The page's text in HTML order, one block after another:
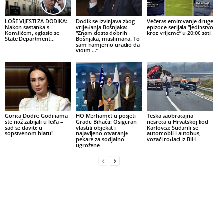
LOŠE VIJESTI ZA DODIKA:
Nakon sastanka s
Komšićem, oglasio se
State Department…
Dodik se izvinjava zbog
vrijeđanja Bošnjaka:
“Znam dosta dobrih
Bošnjaka, muslimana. To
sam namjerno uradio da
vidim …”
Večeras emitovanje druge
epizode serijala “Jedinstvo
kroz vrijeme” u 20:00 sati
Gorica Dodik: Godinama
ste nož zabijali u leđa –
sad se davite u
sopstvenom blatu!
HO Merhamet u posjeti
Gradu Bihaću: Osiguran
vlastiti objekat i
najavljeno otvaranje
pekare za socijalno
ugrožene
Teška saobraćajna
nesreća u Hrvatskoj kod
Karlovca: Sudarili se
automobil i autobus,
vozači rođaci iz BiH